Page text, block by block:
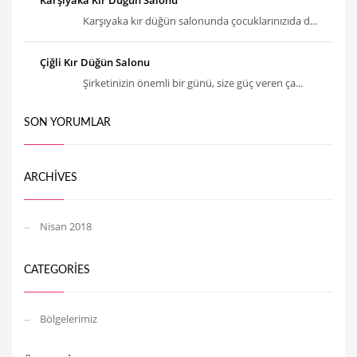
Karşıyaka kır düğün salonunda çocuklarınızıda d...
Çiğli Kır Düğün Salonu
Şirketinizin önemli bir günü, size güç veren ça...
SON YORUMLAR
ARCHIVES
Nisan 2018
CATEGORIES
Bölgelerimiz